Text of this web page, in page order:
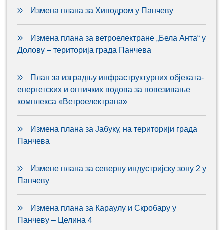
Измена плана за Хиподром у Панчеву
Измена плана за ветроелектране „Бела Анта“ у
Долову – територија града Панчева
План за изградњу инфраструктурних објеката-
енергетских и оптичких водова за повезивање
комплекса «Ветроелектрана»
Измена плана за Јабуку, на територији града
Панчева
Измене плана за северну индустријску зону 2 у
Панчеву
Измена плана за Караулу и Скробару у
Панчеву – Целина 4